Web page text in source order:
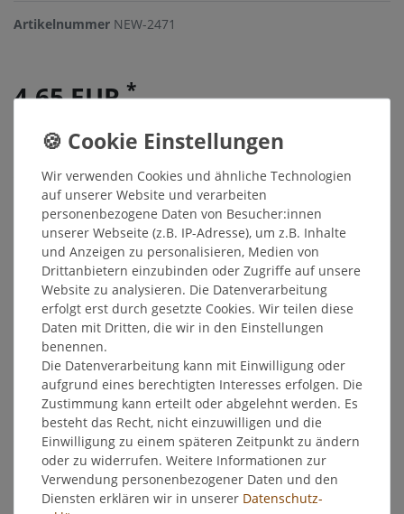
Artikelnummer NEW-2471
4,65 EUR*
Inhalt1
Stück
Grundpreis4,65 € / Stück
Sofort versandfertig, Lieferzeit 48h
In den Warenkorb
Wunschliste
* inkl. ges. MwSt. zzgl. Versandkosten
Beschreibung
Weitere Details
Wir verwenden Cookies und ähnliche Technologien
auf unserer Website und verarbeiten
personenbezogene Daten von Besucher:innen
unserer Webseite (z.B. IP-Adresse), um z.B. Inhalte
und Anzeigen zu personalisieren, Medien von
Drittanbietern einzubinden oder Zugriffe auf unsere
Website zu analysieren. Die Datenverarbeitung
erfolgt erst durch gesetzte Cookies. Wir teilen diese
Daten mit Dritten, die wir in den Einstellungen
benennen.
Die Datenverarbeitung kann mit Einwilligung oder
aufgrund eines berechtigten Interesses erfolgen. Die
Zustimmung kann erteilt oder abgelehnt werden. Es
besteht das Recht, nicht einzuwilligen und die
Einwilligung zu einem späteren Zeitpunkt zu ändern
oder zu widerrufen. Weitere Informationen zur
Verwendung personenbezogener Daten und den
Diensten erklären wir in unserer Daten­schutz­